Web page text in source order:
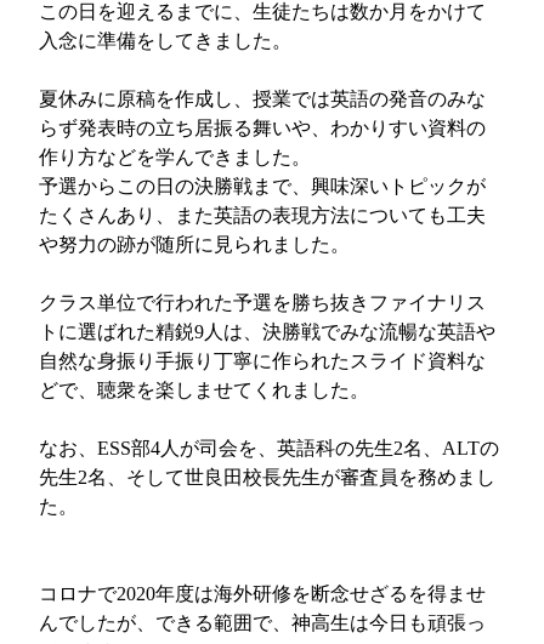
この日を迎えるまでに、生徒たちは数か月をかけて
入念に準備をしてきました。
夏休みに原稿を作成し、授業では英語の発音のみな
らず発表時の立ち居振る舞いや、わかりすい資料の
作り方などを学んできました。
予選からこの日の決勝戦まで、興味深いトピックが
たくさんあり、また英語の表現方法についても工夫
や努力の跡が随所に見られました。
クラス単位で行われた予選を勝ち抜きファイナリス
トに選ばれた精鋭9人は、決勝戦でみな流暢な英語や
自然な身振り手振り丁寧に作られたスライド資料な
どで、聴衆を楽しませてくれました。
なお、ESS部4人が司会を、英語科の先生2名、ALTの
先生2名、そして世良田校長先生が審査員を務めまし
た。
コロナで2020年度は海外研修を断念せざるを得ませ
んでしたが、できる範囲で、神高生は今日も頑張っ